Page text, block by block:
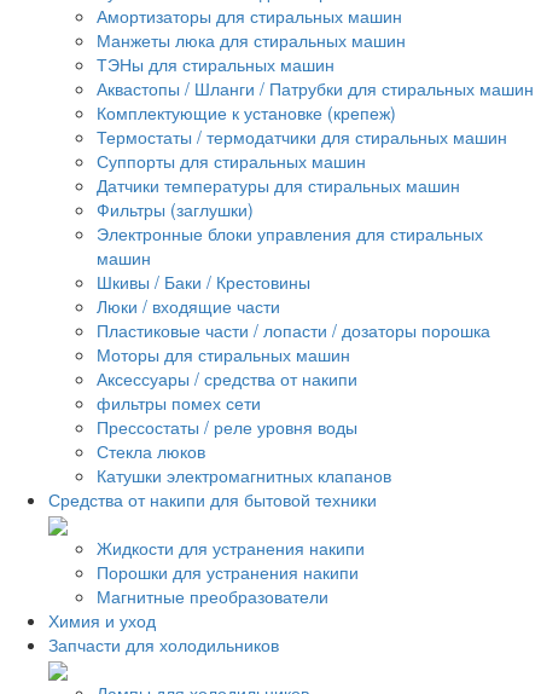
Амортизаторы для стиральных машин
Манжеты люка для стиральных машин
ТЭНы для стиральных машин
Аквастопы / Шланги / Патрубки для стиральных машин
Комплектующие к установке (крепеж)
Термостаты / термодатчики для стиральных машин
Суппорты для стиральных машин
Датчики температуры для стиральных машин
Фильтры (заглушки)
Электронные блоки управления для стиральных
машин
Шкивы / Баки / Крестовины
Люки / входящие части
Пластиковые части / лопасти / дозаторы порошка
Моторы для стиральных машин
Аксессуары / средства от накипи
фильтры помех сети
Прессостаты / реле уровня воды
Стекла люков
Катушки электромагнитных клапанов
Средства от накипи для бытовой техники
Жидкости для устранения накипи
Порошки для устранения накипи
Магнитные преобразователи
Химия и уход
Запчасти для холодильников